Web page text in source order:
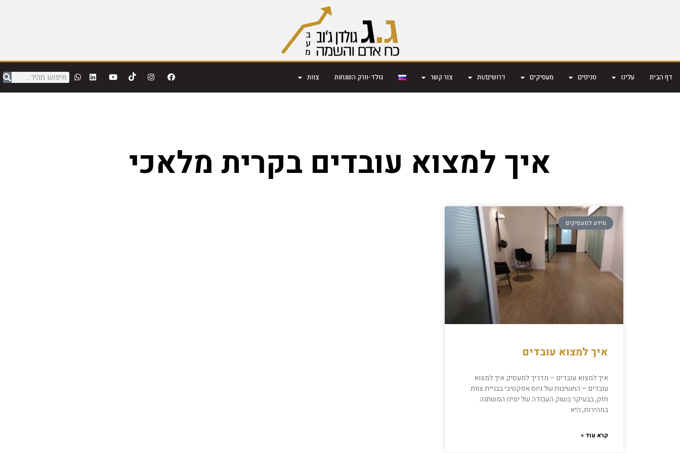
דף הבית עלינו סניפים מעסיקים דרושים/ות צור קשר גולד-וורק השגחות צוות
איך למצוא עובדים בקרית מלאכי
מידע למעסיקים
איך למצוא עובדים
איך למצוא עובדים – מדריך למעסיק איך למצוא
עובדים – החשיבות של גיוס אפקטיבי בבניית צוות
חזק, בבעיקר בשוק העבודה של ימינו המשתנה
במהירות, היא
קרא עוד »